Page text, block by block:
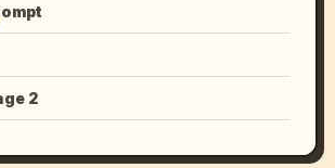
2